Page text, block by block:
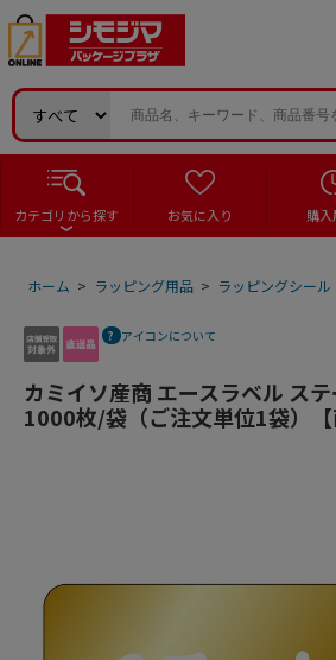
カテゴリから探す お気に入り 購
ホーム > ラッピング用品 > ラッピングシール
アイコンについて
カミイソ産商 エースラベル ス
1000枚/袋（ご注文単位1袋）【